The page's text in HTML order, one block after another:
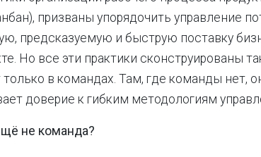
призваны упорядочить управление
предсказуемую и быструю поставку
Но все эти практики сконструированы
только в командах. Там, где команды нет,
доверие к гибким методологиям
не команда?